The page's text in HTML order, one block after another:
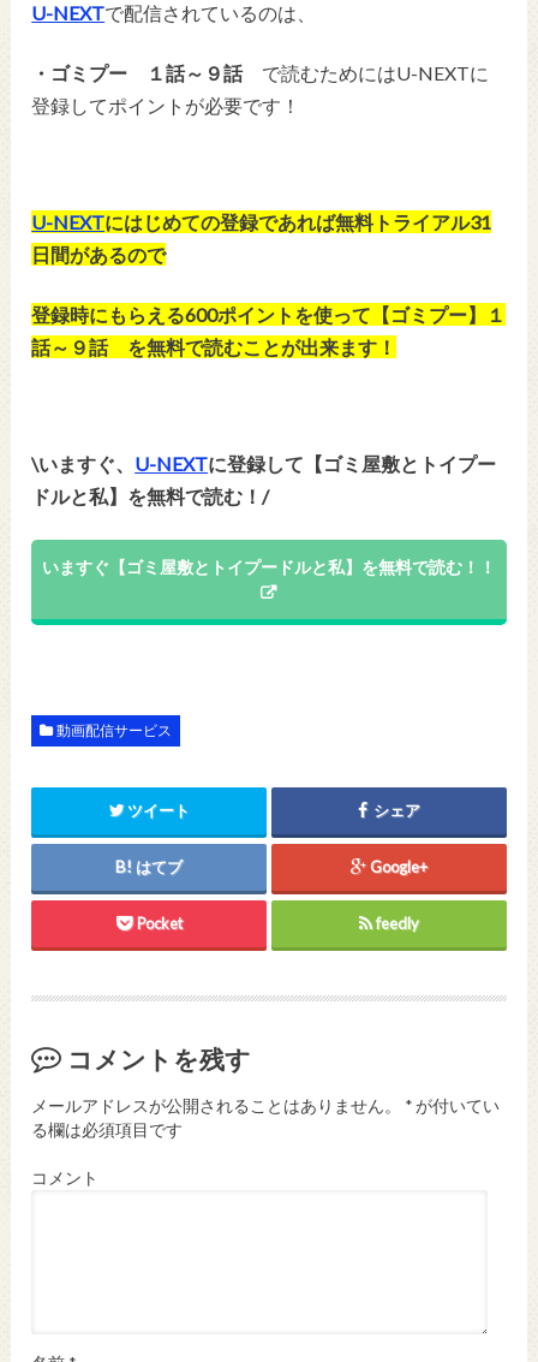
U-NEXTで配信されているのは、
・ゴミプー １話～９話 で読むためにはU-NEXTに
登録してポイントが必要です！
U-NEXTにはじめての登録であれば無料トライアル31
日間があるので
登録時にもらえる600ポイント を使って【ゴミプー】１
話～９話 を無料で読むことが出来ます！
\いますぐ、 U-NEXTに登録して【ゴミ屋敷とトイプー
ドルと私】を無料で読む！/
いますぐ【ゴミ屋敷とトイプードルと私】を無料で読む！！
動画配信サービス
ツイート シェア
はてブ Google+
Pocket feedly
コメントを残す
メールアドレスが公開されることはありません。 *が付いてい
る欄は必須項目です
コメント